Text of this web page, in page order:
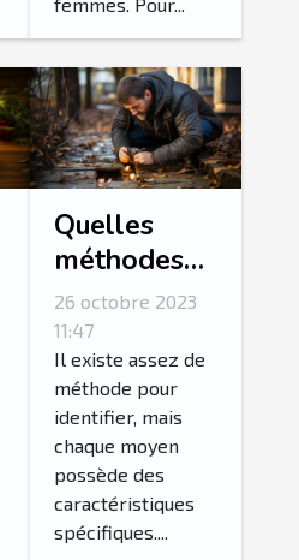
Quelles
méthodes
pour
détecter une
fuite d’eau ?
26 octobre 2023
11:47
Il existe assez de
méthode pour
identifier, mais
chaque moyen
possède des
caractéristiques
spécifiques....